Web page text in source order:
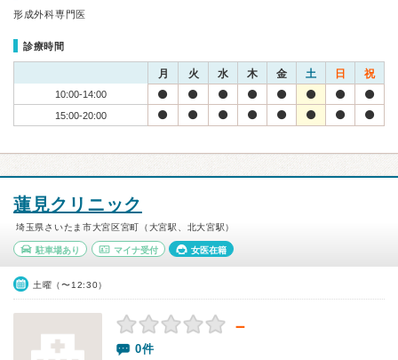
形成外科専門医
診療時間
月 火 水 木 金 土 日 祝
10:00-14:00
15:00-20:00
蓮見クリニック
埼玉県さいたま市大宮区宮町（大宮駅、北大宮駅）
駐車場あり マイナ受付 女医在籍
土曜（〜12:30）
－
0件